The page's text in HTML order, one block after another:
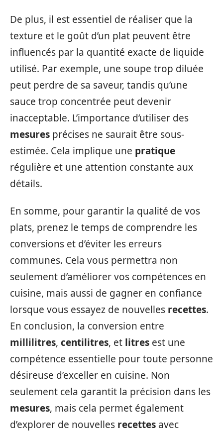
De plus, il est essentiel de réaliser que la
texture et le goût d’un plat peuvent être
influencés par la quantité exacte de liquide
utilisé. Par exemple, une soupe trop diluée
peut perdre de sa saveur, tandis qu’une
sauce trop concentrée peut devenir
inacceptable. L’importance d’utiliser des
mesures précises ne saurait être sous-
estimée. Cela implique une pratique
régulière et une attention constante aux
détails.
En somme, pour garantir la qualité de vos
plats, prenez le temps de comprendre les
conversions et d’éviter les erreurs
communes. Cela vous permettra non
seulement d’améliorer vos compétences en
cuisine, mais aussi de gagner en confiance
lorsque vous essayez de nouvelles recettes.
En conclusion, la conversion entre
millilitres, centilitres, et litres est une
compétence essentielle pour toute personne
désireuse d’exceller en cuisine. Non
seulement cela garantit la précision dans les
mesures, mais cela permet également
d’explorer de nouvelles recettes avec